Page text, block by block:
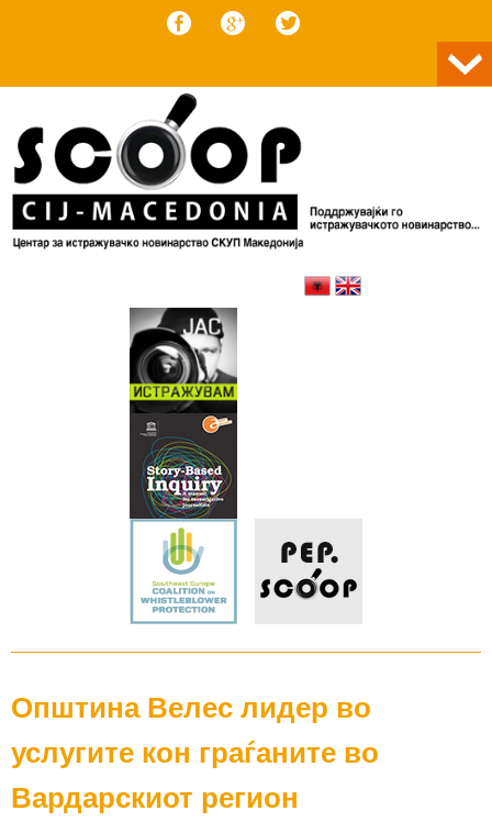
Општина Велес лидер во
услугите кон граѓаните во
Вардарскиот регион